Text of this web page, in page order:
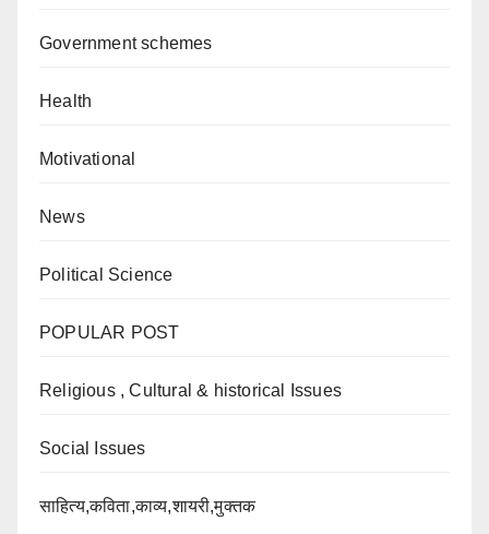
Government schemes
Health
Motivational
News
Political Science
POPULAR POST
Religious , Cultural & historical Issues
Social Issues
साहित्य,कविता,काव्य,शायरी,मुक्तक